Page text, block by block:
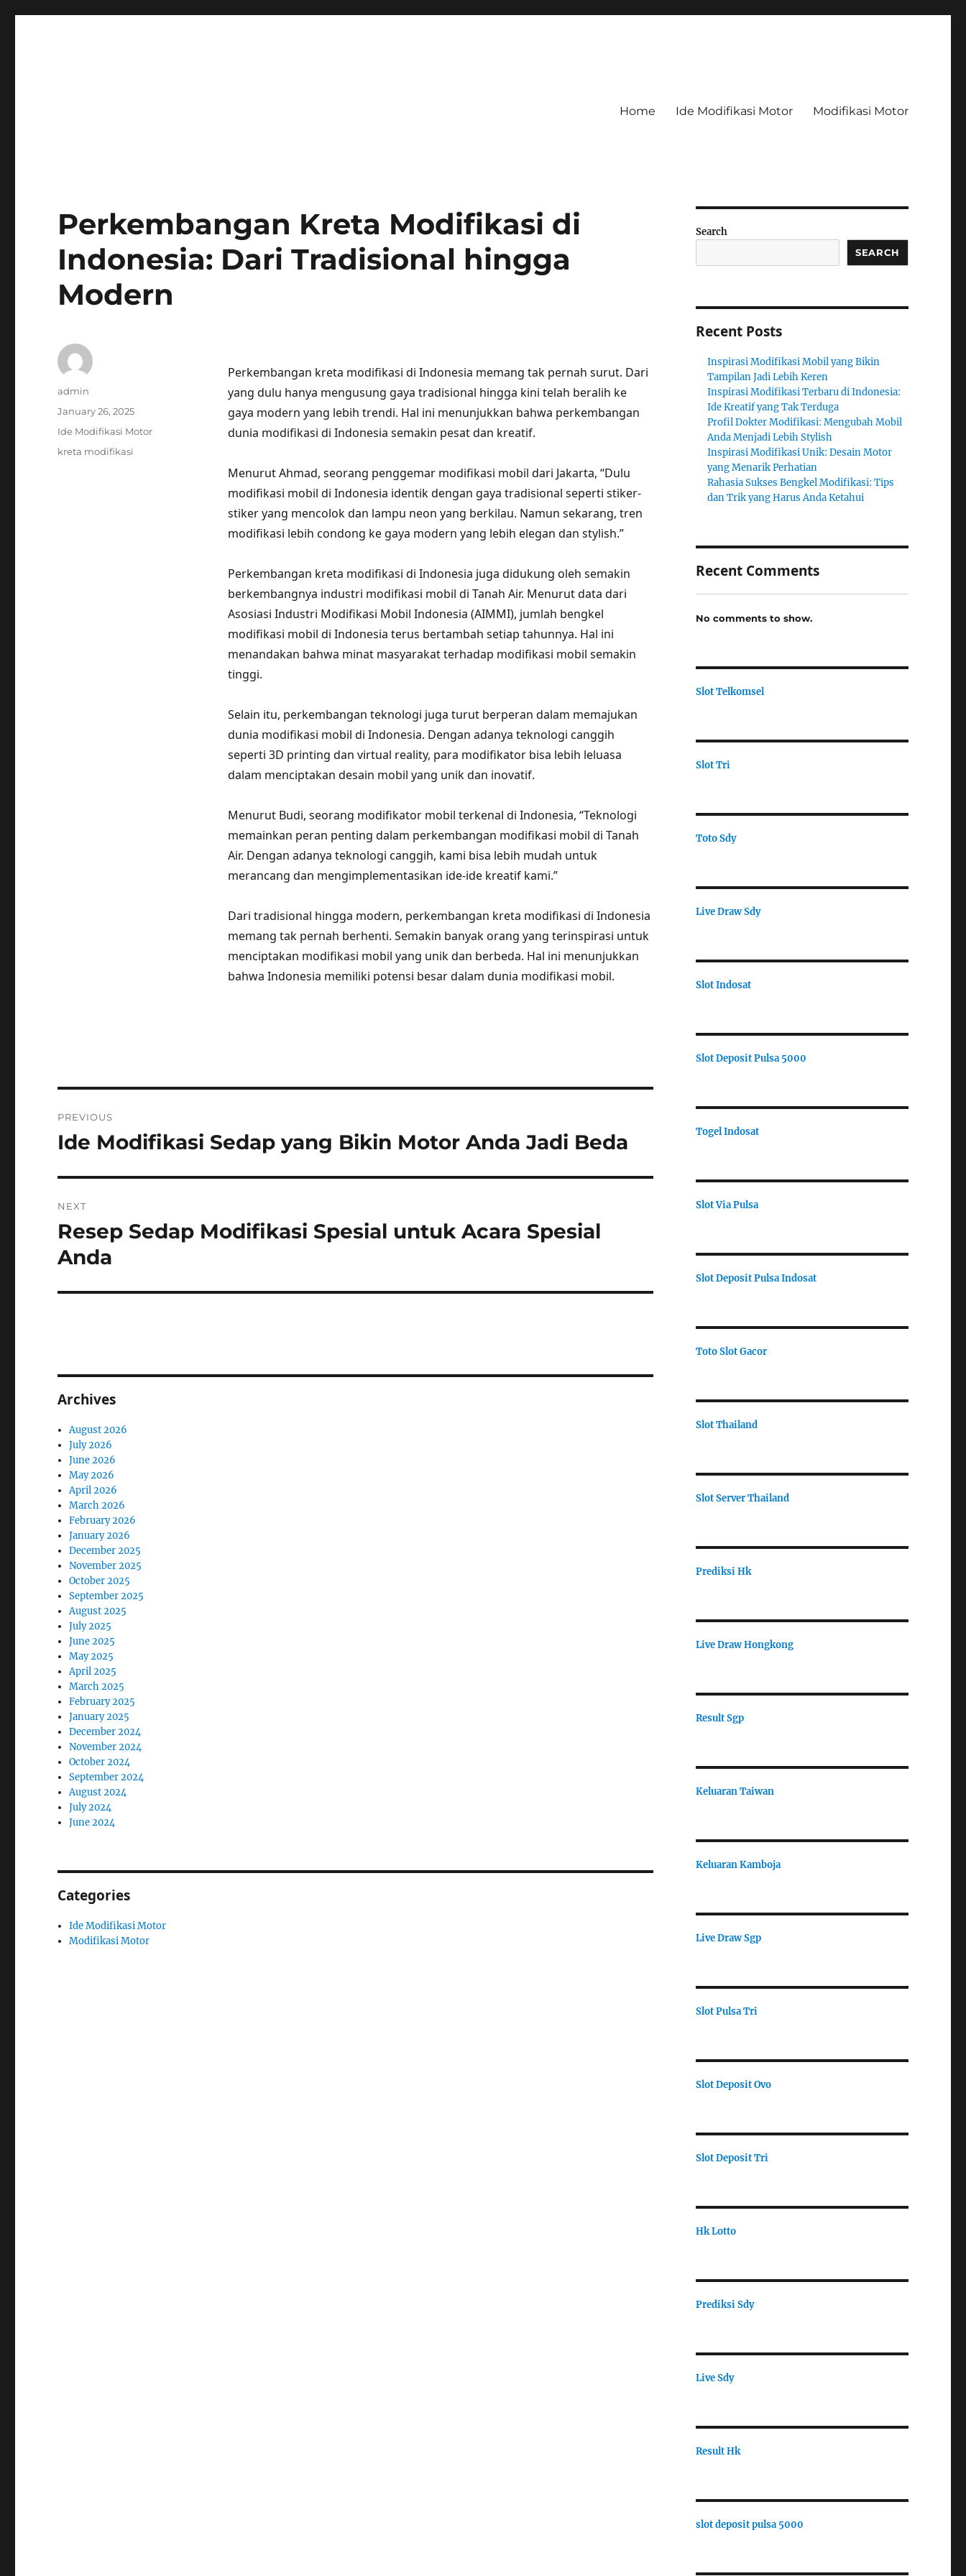
Home Ide Modifikasi Motor Modifikasi Motor
Perkembangan Kreta Modifikasi di
Indonesia: Dari Tradisional hingga
Modern
Perkembangan kreta modifikasi di Indonesia memang tak pernah surut. Dari
yang dulu hanya mengusung gaya tradisional hingga kini telah beralih ke
gaya modern yang lebih trendi. Hal ini menunjukkan bahwa perkembangan
dunia modifikasi di Indonesia semakin pesat dan kreatif.
Menurut Ahmad, seorang penggemar modifikasi mobil dari Jakarta, “Dulu
modifikasi mobil di Indonesia identik dengan gaya tradisional seperti stiker-
stiker yang mencolok dan lampu neon yang berkilau. Namun sekarang, tren
modifikasi lebih condong ke gaya modern yang lebih elegan dan stylish.”
Perkembangan kreta modifikasi di Indonesia juga didukung oleh semakin
berkembangnya industri modifikasi mobil di Tanah Air. Menurut data dari
Asosiasi Industri Modifikasi Mobil Indonesia (AIMMI), jumlah bengkel
modifikasi mobil di Indonesia terus bertambah setiap tahunnya. Hal ini
menandakan bahwa minat masyarakat terhadap modifikasi mobil semakin
tinggi.
Selain itu, perkembangan teknologi juga turut berperan dalam memajukan
dunia modifikasi mobil di Indonesia. Dengan adanya teknologi canggih
seperti 3D printing dan virtual reality, para modifikator bisa lebih leluasa
dalam menciptakan desain mobil yang unik dan inovatif.
Menurut Budi, seorang modifikator mobil terkenal di Indonesia, “Teknologi
memainkan peran penting dalam perkembangan modifikasi mobil di Tanah
Air. Dengan adanya teknologi canggih, kami bisa lebih mudah untuk
merancang dan mengimplementasikan ide-ide kreatif kami.”
Dari tradisional hingga modern, perkembangan kreta modifikasi di Indonesia
memang tak pernah berhenti. Semakin banyak orang yang terinspirasi untuk
menciptakan modifikasi mobil yang unik dan berbeda. Hal ini menunjukkan
bahwa Indonesia memiliki potensi besar dalam dunia modifikasi mobil.
Author
admin
Posted
on
January 26, 2025
Categories
Ide Modifikasi Motor
Tags
kreta modifikasi
navigation
PREVIOUS
Previous
Ide Modifikasi Sedap yang Bikin Motor Anda Jadi Beda
NEXT
Next
post:
Resep Sedap Modifikasi Spesial untuk Acara Spesial
Anda
Archives
August 2026
July 2026
June 2026
May 2026
April 2026
March 2026
February 2026
January 2026
December 2025
November 2025
October 2025
September 2025
August 2025
July 2025
June 2025
May 2025
April 2025
March 2025
February 2025
January 2025
December 2024
November 2024
October 2024
September 2024
August 2024
July 2024
June 2024
Categories
Ide Modifikasi Motor
Modifikasi Motor
Search
SEARCH
Recent Posts
Inspirasi Modifikasi Mobil yang Bikin
Tampilan Jadi Lebih Keren
Inspirasi Modifikasi Terbaru di Indonesia:
Ide Kreatif yang Tak Terduga
Profil Dokter Modifikasi: Mengubah Mobil
Anda Menjadi Lebih Stylish
Inspirasi Modifikasi Unik: Desain Motor
yang Menarik Perhatian
Rahasia Sukses Bengkel Modifikasi: Tips
dan Trik yang Harus Anda Ketahui
Recent Comments
No comments to show.
Slot Telkomsel
Slot Tri
Toto Sdy
Live Draw Sdy
Slot Indosat
Slot Deposit Pulsa 5000
Togel Indosat
Slot Via Pulsa
Slot Deposit Pulsa Indosat
Toto Slot Gacor
Slot Thailand
Slot Server Thailand
Prediksi Hk
Live Draw Hongkong
Result Sgp
Keluaran Taiwan
Keluaran Kamboja
Live Draw Sgp
Slot Pulsa Tri
Slot Deposit Ovo
Slot Deposit Tri
Hk Lotto
Prediksi Sdy
Live Sdy
Result Hk
slot deposit pulsa 5000